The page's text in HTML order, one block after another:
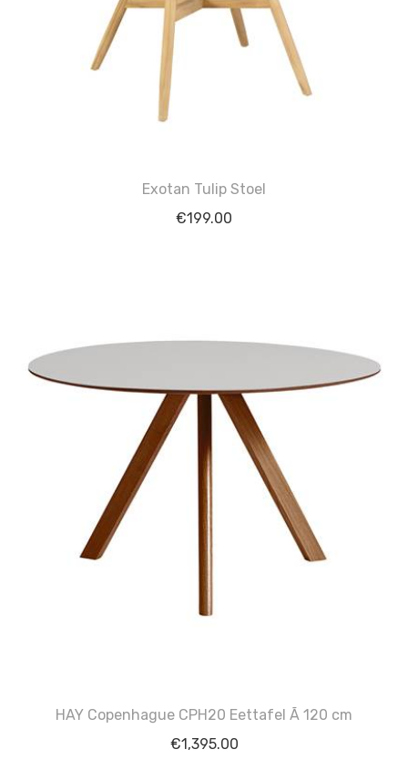
Exotan Tulip Stoel
€199.00
HAY Copenhague CPH20 Eettafel Ã 120 cm
€1,395.00